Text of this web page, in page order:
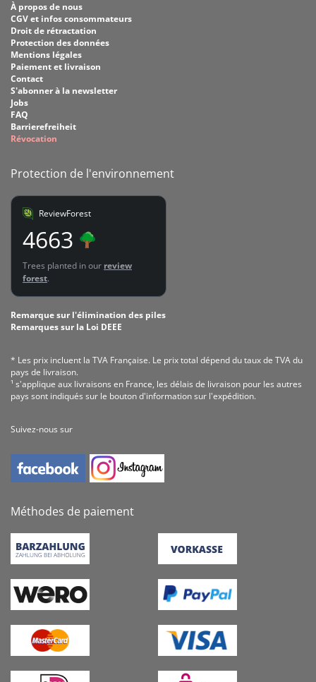
À propos de nous
CGV et infos consommateurs
Droit de rétractation
Protection des données
Mentions légales
Paiement et livraison
Contact
S'abonner à la newsletter
Jobs
FAQ
Barrierefreiheit
Révocation
Protection de l'environnement
ReviewForest
4663
Trees planted in our review
forest.
Remarque sur l'élimination des piles
Remarques sur la Loi DEEE
* Les prix incluent la TVA Fran­çaise. Le prix total dépend du taux de TVA du
pays de livraison.
¹ s'applique aux livraisons en France, les délais de livraison pour les autres
pays sont indiqués sur le bouton d'information sur l'expédition.
Suivez-nous sur
Méthodes de paiement